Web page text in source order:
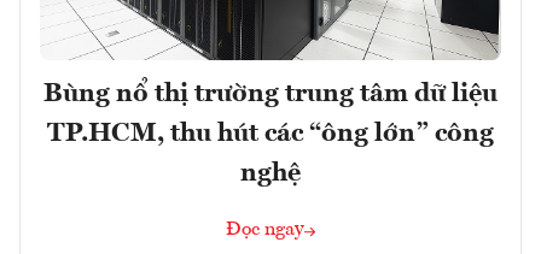
Bùng nổ thị trường trung tâm dữ liệu
TP.HCM, thu hút các “ông lớn” công
nghệ
Đọc ngay